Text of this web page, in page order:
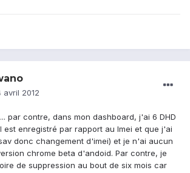
avril 2012
par contre, dans mon dashboard, j'ai 6 DHD
est enregistré par rapport au Imei et que j'ai
donc changement d'imei) et je n'ai aucun
chrome beta d'andoid. Par contre, je
de suppression au bout de six mois car